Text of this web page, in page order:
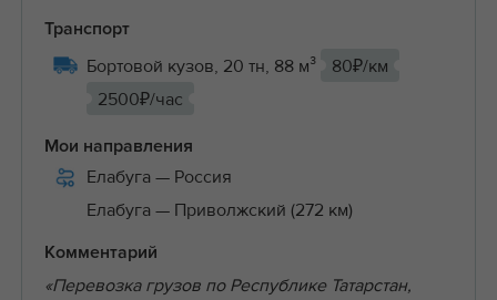
Транспорт
Бортовой кузов, 20 тн, 88 м³
80₽/км
2500₽/час
Мои направления
Елабуга — Россия
Елабуга — Приволжский (272 км)
Комментарий
«Перевозка грузов по Республике Татарстан,